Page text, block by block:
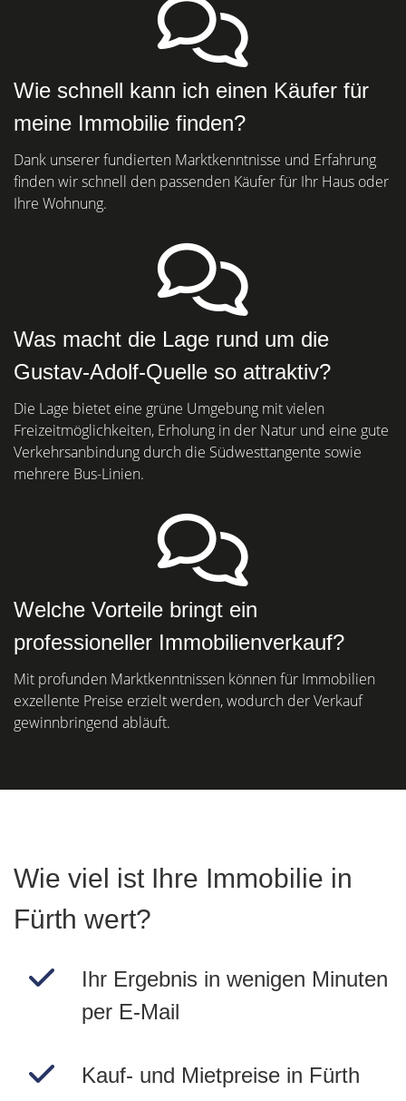
Wie schnell kann ich einen Käufer für
meine Immobilie finden?
Dank unserer fundierten Marktkenntnisse und Erfahrung
finden wir schnell den passenden Käufer für Ihr Haus oder
Ihre Wohnung.
Was macht die Lage rund um die
Gustav-Adolf-Quelle so attraktiv?
Die Lage bietet eine grüne Umgebung mit vielen
Freizeitmöglichkeiten, Erholung in der Natur und eine gute
Verkehrsanbindung durch die Südwesttangente sowie
mehrere Bus-Linien.
Welche Vorteile bringt ein
professioneller Immobilienverkauf?
Mit profunden Marktkenntnissen können für Immobilien
exzellente Preise erzielt werden, wodurch der Verkauf
gewinnbringend abläuft.
Wie viel ist Ihre Immobilie in
Fürth wert?
Ihr Ergebnis in wenigen Minuten
per E-Mail
Kauf- und Mietpreise in Fürth